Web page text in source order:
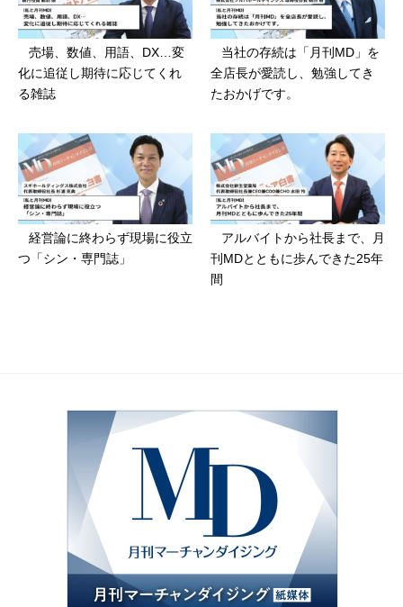
売場、数値、用語、DX…変
化に追従し期待に応じてくれ
る雑誌
当社の存続は「月刊MD」を
全店長が愛読し、勉強してき
たおかげです。
経営論に終わらず現場に役立
つ「シン・専門誌」
アルバイトから社長まで、月
刊MDとともに歩んできた25年
間